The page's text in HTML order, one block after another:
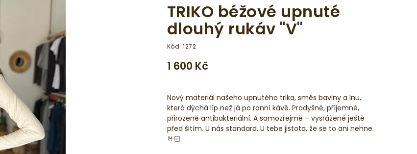
TRIKO béžové upnuté
dlouhý rukáv "V"
Kód: 1272
1 600 Kč
Nový materiál našeho upnutého trika, směs bavlny a lnu,
která dýchá líp než já po ranní kávě. Prodyšné, příjemné,
přirozeně antibakteriální. A samozřejmě – vysrážené ještě
před šitím. U nás standard. U tebe jistota, že se to ani nehne.
🤘🏻